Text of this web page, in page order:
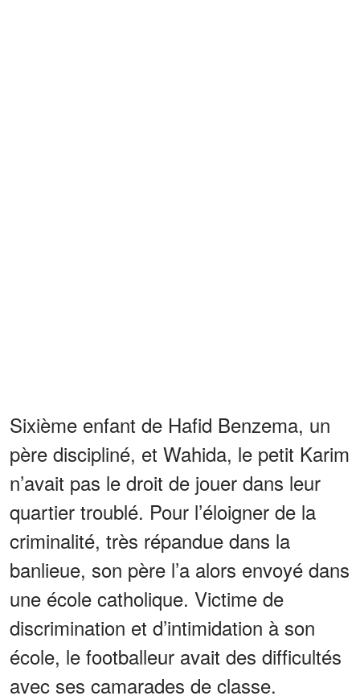
Sixième enfant de Hafid Benzema, un
père discipliné, et Wahida, le petit Karim
n’avait pas le droit de jouer dans leur
quartier troublé. Pour l’éloigner de la
criminalité, très répandue dans la
banlieue, son père l’a alors envoyé dans
une école catholique. Victime de
discrimination et d’intimidation à son
école, le footballeur avait des difficultés
avec ses camarades de classe.